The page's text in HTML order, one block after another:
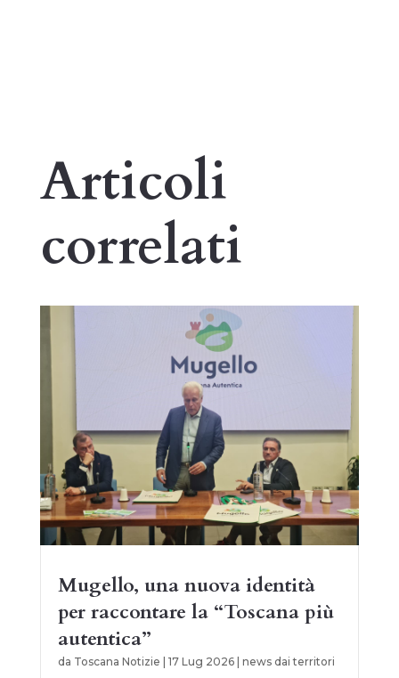
Articoli
correlati
Mugello, una nuova identità
per raccontare la “Toscana più
autentica”
da Toscana Notizie | 17 Lug 2026| news dai territori